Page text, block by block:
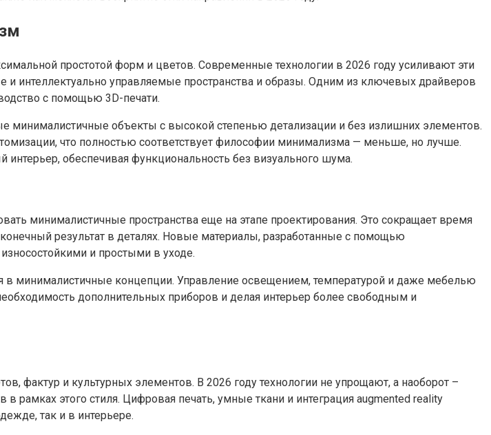
простотой форм и цветов. Современные технологии в 2026 году усиливают эти
интеллектуально управляемые пространства и образы. Одним из ключевых драйверов
с помощью 3D-печати.
минималистичные объекты с высокой степенью детализации и без излишних элементов.
что полностью соответствует философии минимализма — меньше, но лучше.
обеспечивая функциональность без визуального шума.
минималистичные пространства еще на этапе проектирования. Это сокращает время
результат в деталях. Новые материалы, разработанные с помощью
и простыми в уходе.
минималистичные концепции. Управление освещением, температурой и даже мебелью
дополнительных приборов и делая интерьер более свободным и
фактур и культурных элементов. В 2026 году технологии не упрощают, а наоборот –
этого стиля. Цифровая печать, умные ткани и интеграция augmented reality
так и в интерьере.